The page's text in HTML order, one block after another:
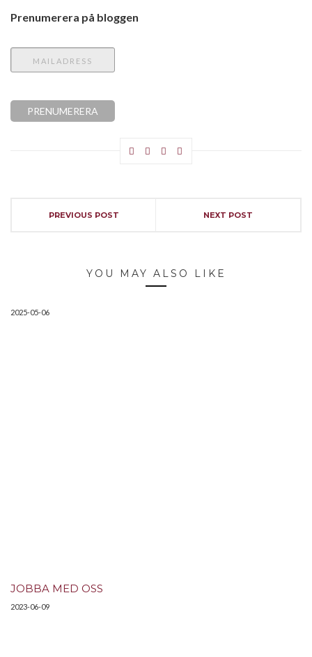
Prenumerera på bloggen
PREVIOUS POST NEXT POST
YOU MAY ALSO LIKE
2025-05-06
JOBBA MED OSS
2023-06-09